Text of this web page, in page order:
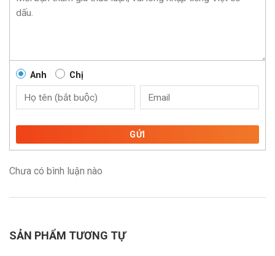
Anh Chị
GỬI
Chưa có bình luận nào
SẢN PHẨM TƯƠNG TỰ